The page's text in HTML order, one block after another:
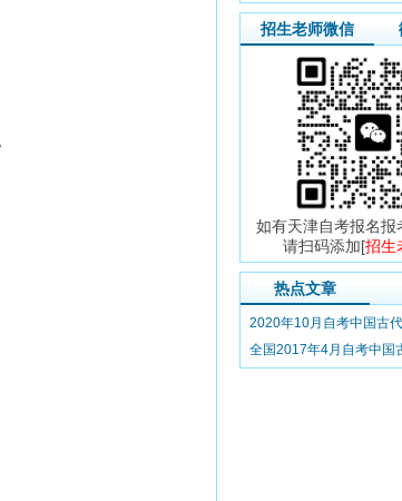
招生老师微信
如有天津自考报名报
请扫码添加[招生
热点文章
2020年10月自考中国古
全国2017年4月自考中国